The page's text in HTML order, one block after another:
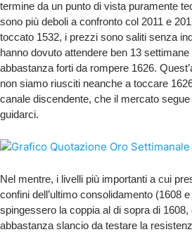
termine da un punto di vista puramente
sono più deboli a confronto col 2011 e
toccato 1532, i prezzi sono saliti senza
hanno dovuto attendere ben 13
abbastanza forti da rompere 1626.
non siamo riusciti neanche a toccare
canale discendente, che il mercato
guidarci.
Nel mentre, i livelli più importanti a cui
confini dell’ultimo consolidamento (1608
spingessero la coppia al di sopra di
abbastanza slancio da testare la